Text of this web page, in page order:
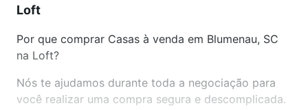
Loft
Por que comprar Casas à venda em Blumenau, SC
na Loft?
Nós te ajudamos durante toda a negociação para
você realizar uma compra segura e descomplicada.